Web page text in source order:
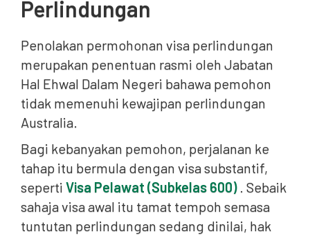
Perlindungan
Penolakan permohonan visa perlindungan
merupakan penentuan rasmi oleh Jabatan
Hal Ehwal Dalam Negeri bahawa pemohon
tidak memenuhi kewajipan perlindungan
Australia.
Bagi kebanyakan pemohon, perjalanan ke
tahap itu bermula dengan visa substantif,
seperti Visa Pelawat (Subkelas 600). Sebaik
sahaja visa awal itu tamat tempoh semasa
tuntutan perlindungan sedang dinilai, hak